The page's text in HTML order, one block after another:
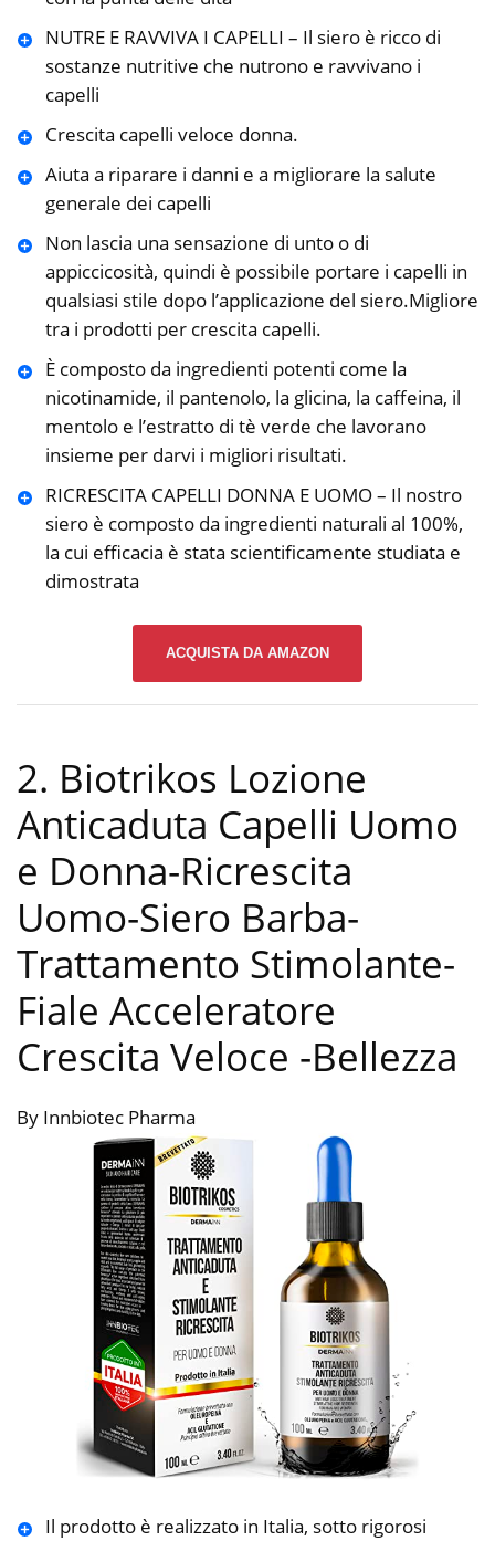
NUTRE E RAVVIVA I CAPELLI – Il siero è ricco di
sostanze nutritive che nutrono e ravvivano i
capelli
Crescita capelli veloce donna.
Aiuta a riparare i danni e a migliorare la salute
generale dei capelli
Non lascia una sensazione di unto o di
appiccicosità, quindi è possibile portare i capelli in
qualsiasi stile dopo l’applicazione del siero.Migliore
tra i prodotti per crescita capelli.
È composto da ingredienti potenti come la
nicotinamide, il pantenolo, la glicina, la caffeina, il
mentolo e l’estratto di tè verde che lavorano
insieme per darvi i migliori risultati.
RICRESCITA CAPELLI DONNA E UOMO – Il nostro
siero è composto da ingredienti naturali al 100%,
la cui efficacia è stata scientificamente studiata e
dimostrata
ACQUISTA DA AMAZON
2. Biotrikos Lozione
Anticaduta Capelli Uomo
e Donna-Ricrescita
Uomo-Siero Barba-
Trattamento Stimolante-
Fiale Acceleratore
Crescita Veloce -Bellezza
By Innbiotec Pharma
Il prodotto è realizzato in Italia, sotto rigorosi